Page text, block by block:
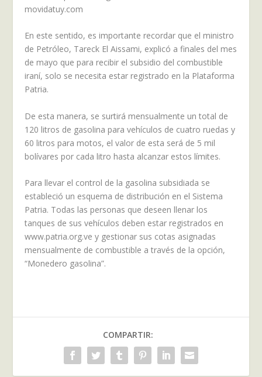
En este sentido, es importante recordar que el ministro
de Petróleo, Tareck El Aissami, explicó a finales del mes
de mayo que para recibir el subsidio del combustible
iraní, solo se necesita estar registrado en la Plataforma
Patria.
De esta manera, se surtirá mensualmente un total de
120 litros de gasolina para vehículos de cuatro ruedas y
60 litros para motos, el valor de esta será de 5 mil
bolívares por cada litro hasta alcanzar estos límites.
Para llevar el control de la gasolina subsidiada se
estableció un esquema de distribución en el Sistema
Patria. Todas las personas que deseen llenar los
tanques de sus vehículos deben estar registrados en
www.patria.org.ve y gestionar sus cotas asignadas
mensualmente de combustible a través de la opción,
“Monedero gasolina”.
COMPARTIR: